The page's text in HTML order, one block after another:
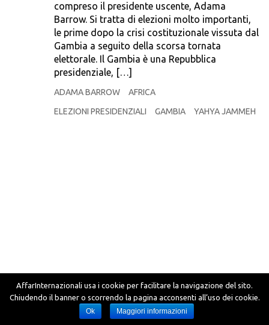
compreso il presidente uscente, Adama
Barrow. Si tratta di elezioni molto importanti,
le prime dopo la crisi costituzionale vissuta dal
Gambia a seguito della scorsa tornata
elettorale. Il Gambia è una Repubblica
presidenziale, […]
ADAMA BARROW
AFRICA
ELEZIONI PRESIDENZIALI
GAMBIA YAHYA JAMMEH
AffarInternazionali usa i cookie per facilitare la navigazione del sito.
Chiudendo il banner o scorrendo la pagina acconsenti all’uso dei cookie.
Ok
Maggiori informazioni